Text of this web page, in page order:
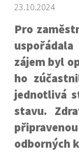
23.10.2024
Pro
zájem byl
ho
jednotlivá
stavu.
odborných